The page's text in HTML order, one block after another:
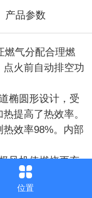
产品参数
燃气分配合理燃
火前自动排空功
椭圆形设计，受
提高了热效率。
效率98%。内部
风机使燃烧更充
的废气全部排到
位置